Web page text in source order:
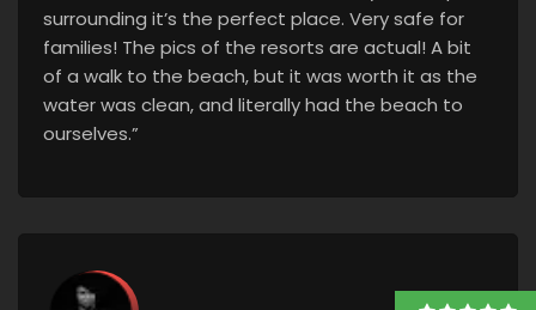
surrounding it’s the perfect place. Very safe for
families! The pics of the resorts are actual! A bit
of a walk to the beach, but it was worth it as the
water was clean, and literally had the beach to
ourselves.”